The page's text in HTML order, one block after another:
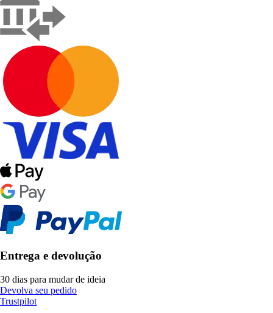
Entrega e devolução
30 dias para mudar de ideia
Devolva seu pedido
Trustpilot